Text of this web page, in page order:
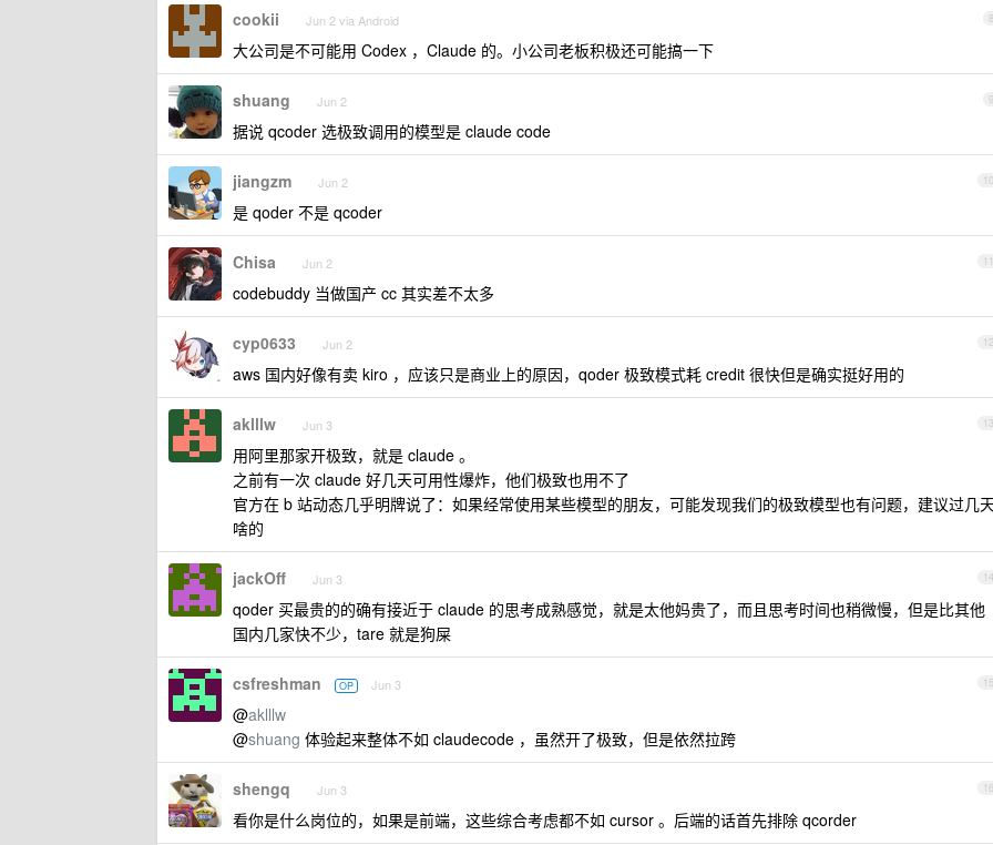
8
cookii Jun 2 via Android
大公司是不可能用 Codex ，Claude 的。小公司老板积极还可能搞一下
9
shuang Jun 2
据说 qcoder 选极致调用的模型是 claude code
10
jiangzm Jun 2
是 qoder 不是 qcoder
11
Chisa Jun 2
codebuddy 当做国产 cc 其实差不太多
12
cyp0633 Jun 2
aws 国内好像有卖 kiro ，应该只是商业上的原因，qoder 极致模式耗 credit 很快但是确实挺好用的
13
aklllw Jun 3
用阿里那家开极致，就是 claude 。
之前有一次 claude 好几天可用性爆炸，他们极致也用不了
官方在 b 站动态几乎明牌说了：如果经常使用某些模型的朋友，可能发现我们的极致模型也有问题，建议过几
啥的
14
jackOff Jun 3
qoder 买最贵的的确有接近于 claude 的思考成熟感觉，就是太他妈贵了，而且思考时间也稍微慢，但是比其他
国内几家快不少，tare 就是狗屎
15
csfreshman OP Jun 3
@aklllw
@shuang 体验起来整体不如 claudecode ，虽然开了极致，但是依然拉跨
16
shengq Jun 3
看你是什么岗位的，如果是前端，这些综合考虑都不如 cursor 。后端的话首先排除 qcorder